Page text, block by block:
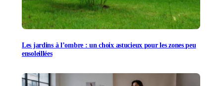
Les jardins à l’ombre : un choix astucieux pour les zones peu
ensoleillées